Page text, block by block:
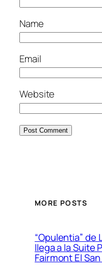
Name
Email
Website
MORE POSTS
“Opulentia” de
llega a la Suite
Fairmont El